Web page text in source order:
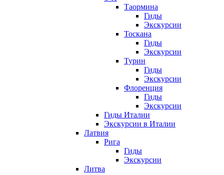
Таормина
Гиды
Экскурсии
Тоскана
Гиды
Экскурсии
Турин
Гиды
Экскурсии
Флоренция
Гиды
Экскурсии
Гиды Италии
Экскурсии в Италии
Латвия
Рига
Гиды
Экскурсии
Литва